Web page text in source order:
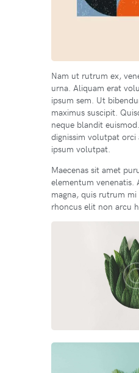
Nam ut rutrum ex,
urna. Aliquam erat
ipsum sem. Ut
maximus suscipit.
neque blandit
dignissim volutpat
ipsum volutpat.
Maecenas sit amet
elementum venenatis.
magna, quis rutrum
rhoncus elit non arcu